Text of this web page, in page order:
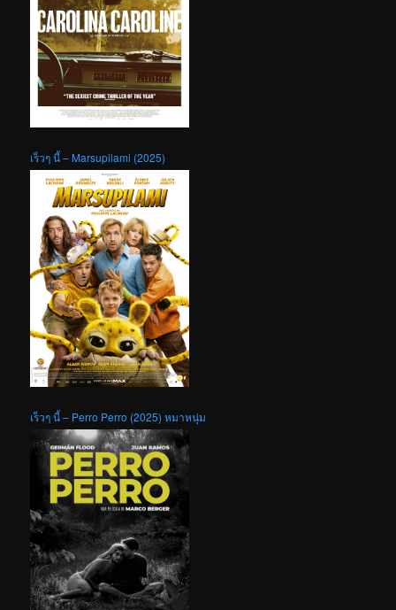
เร็วๆ นี้ – Marsupilami (2025)
เร็วๆ นี้ – Perro Perro (2025) หมาหนุ่ม